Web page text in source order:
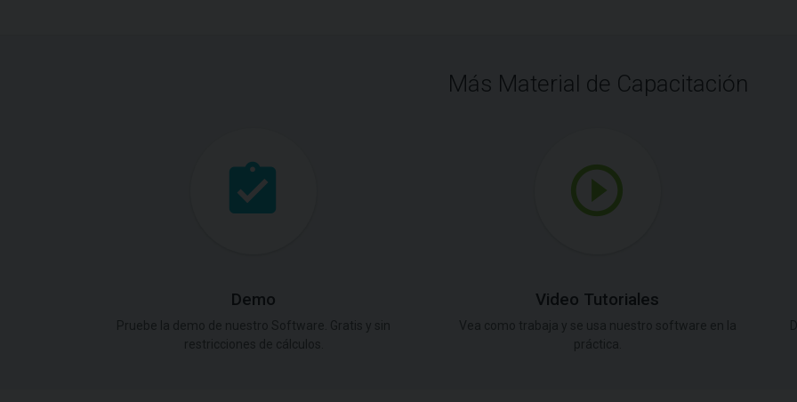
Más Material de Capacitación
Demo Video Tutoriales